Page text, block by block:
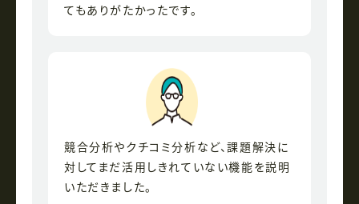
てもありがたかったです。
競合分析やクチコミ分析など、課題解決に
対してまだ活用しきれていない機能を説明
いただきました。